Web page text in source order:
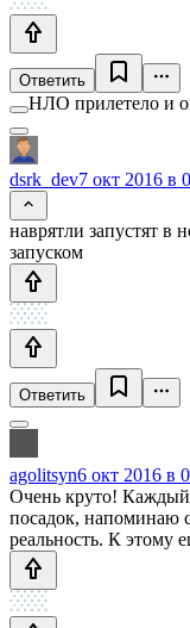
Ответить
НЛО прилетело и
dsrk_dev7 окт 2016 в
наврятли запустят в
запуском
Ответить
agolitsyn6 окт 2016 в
Очень круто! Каждый
посадок, напоминаю
реальность. К этому